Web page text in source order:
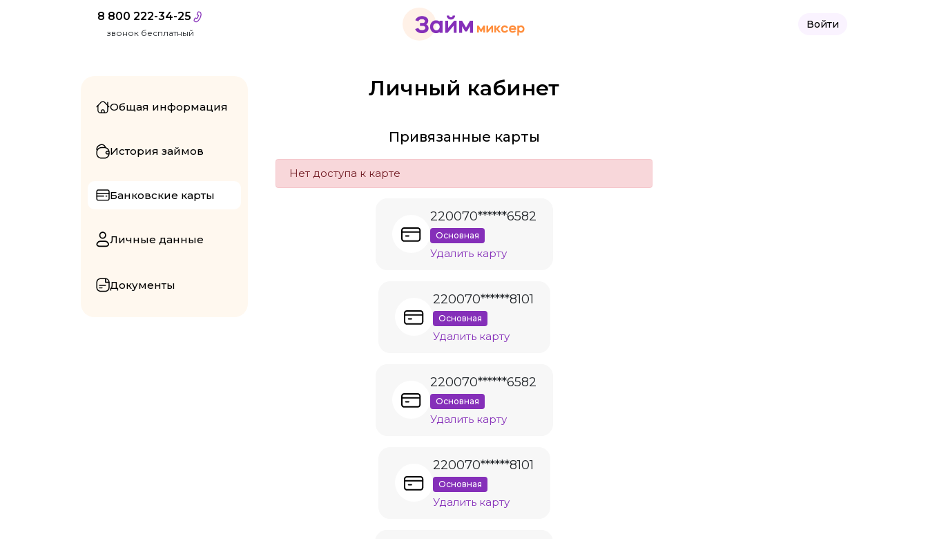
8 800 222-34-25
звонок бесплатный
Войти
Общая информация
История займов
Банковские карты
Личные данные
Документы
Личный кабинет
Привязанные карты
Нет доступа к карте
220070******6582
Основная
Удалить карту
220070******8101
Основная
Удалить карту
220070******6582
Основная
Удалить карту
220070******8101
Основная
Удалить карту